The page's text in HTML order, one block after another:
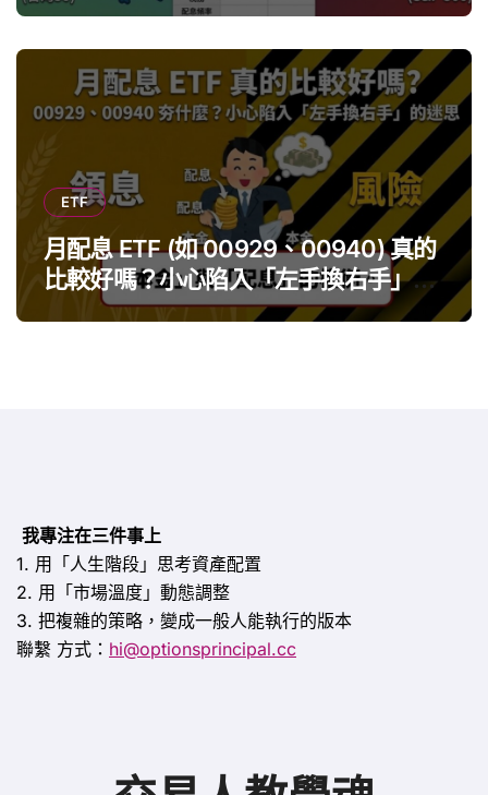
ETF
月配息 ETF (如 00929、00940) 真的
比較好嗎？小心陷入「左手換右手」迷
我專注在三件事上
1. 用「人生階段」思考資產配置
2. 用「市場溫度」動態調整
3. 把複雜的策略，變成一般人能執行的版本
聯繫 方式： hi@optionsprincipal.cc